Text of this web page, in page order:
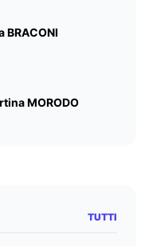
BRACONI
MORODO
TUTTI